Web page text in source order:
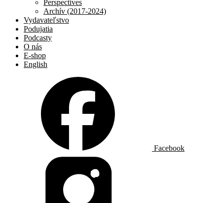
Perspectives
Archív (2017-2024)
Vydavateľstvo
Podujatia
Podcasty
O nás
E-shop
English
Facebook